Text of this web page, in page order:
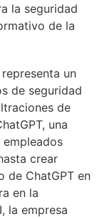
la seguridad
de la
un
de seguridad
de
una
crear
de ChatGPT en
en la
la empresa